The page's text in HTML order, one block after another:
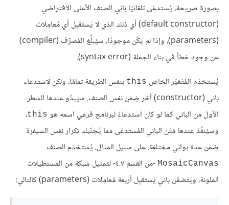
بصورة صريحة، يُستدعَى تلقائيًا بَانِي الصنف الأعلى الافتراضي
(default constructor) أي ذلك الذي لا يَستقبِل أي مُعامِلات
(parameters)، وإذا لم يَكُن موجودًا، سيُبلِّغ المُصرِّف (compiler)
عن وجود خطأ في بناء الجملة (syntax error).
يُستخدَم المُتْغيِّر الخاص this بنفس الطريقة تمامًا، ولكن لاستدعاء
باني (constructor) آخر ضِمْن نفس الصنف. سيَبدُو عندها السطر
الأول من الباني كما لو كان استدعاءً لبرنامج فرعي اسمه هو this،
وسيُنفَّذ عندها مَتْن الباني المُستدعَى مما يُجنّبك تكرار نفس الشيفرة
ضِمْن عدة بواني مختلفة. على سبيل المثال، يُستخدَم الصنف
MosaicCanvas
-من القسم ٤.٧- لتمثيل شبكة من المستطيلات
الملونة، ويَتَضمَّن باني يَستقبِل أربعة مُعامِلات (parameters) كالتالي: